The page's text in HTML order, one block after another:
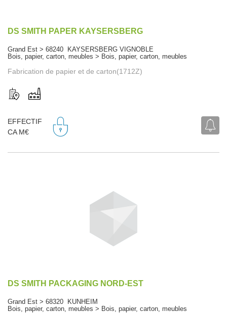
DS SMITH PAPER KAYSERSBERG
Grand Est > 68240 KAYSERSBERG VIGNOBLE
Bois, papier, carton, meubles > Bois, papier, carton, meubles
Fabrication de papier et de carton(1712Z)
EFFECTIF
CA M€
DS SMITH PACKAGING NORD-EST
Grand Est > 68320 KUNHEIM
Bois, papier, carton, meubles > Bois, papier, carton, meubles